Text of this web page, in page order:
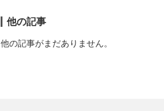
他の記事
他の記事がまだありません。